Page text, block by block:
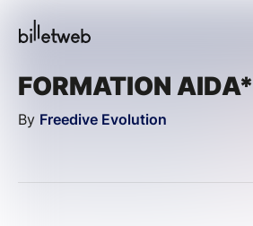
FORMATION AIDA*
By Freedive Evolution